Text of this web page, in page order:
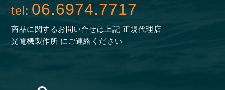
tel: 06.6974.7717
商品に関するお問い合せは 上記 正規代理店
光電機製作所 に ご連絡ください